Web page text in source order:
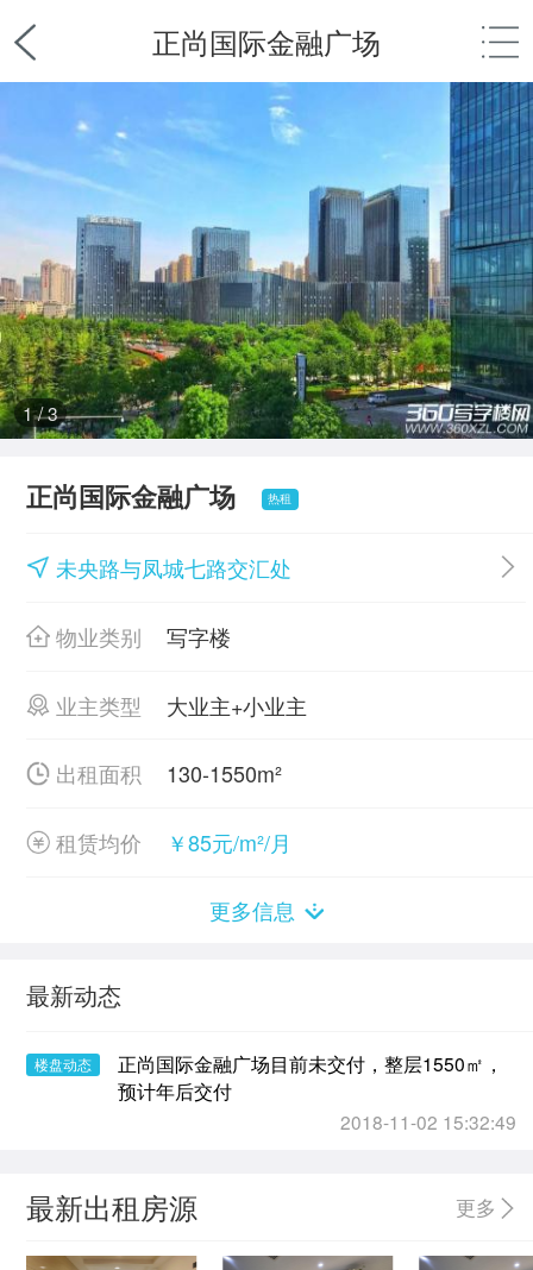
正尚国际金融广场
1/3
正尚国际金融广场 热租
未央路与凤城七路交汇处
物业类别 写字楼
业主类型 大业主+小业主
出租面积 130-1550m²
租赁均价 ￥85元/m²/月
更多信息
最新动态
楼盘动态
正尚国际金融广场目前未交付，整层1550㎡，
预计年后交付
2018-11-02 15:32:49
最新出租房源 更多